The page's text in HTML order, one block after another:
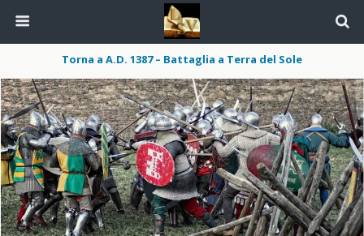
Torna a A.D. 1387 – Battaglia a Terra del Sole